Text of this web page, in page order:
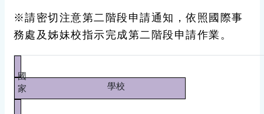
※請密切注意第二階段申請通知，依照國際事
務處及姊妹校指示完成第二階段申請作業。
國
家
學校